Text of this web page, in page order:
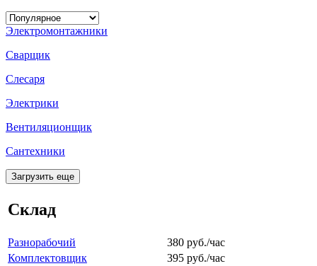
Электромонтажники
Сварщик
Слесаря
Электрики
Вентиляционщик
Сантехники
Загрузить еще
Склад
Разнорабочий
380 руб./час
Комплектовщик
395 руб./час